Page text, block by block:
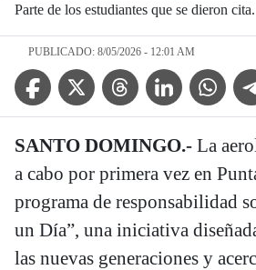
Parte de los estudiantes que se dieron cita.
PUBLICADO: 8/05/2026 - 12:01 AM
Facebook IconTwitter IconThreads IconLinkedin Icon
WhatsApp
SANTO DOMINGO.- La
a cabo por primera vez en
programa de responsabilidad
un Día”, una iniciativa
las nuevas generaciones y